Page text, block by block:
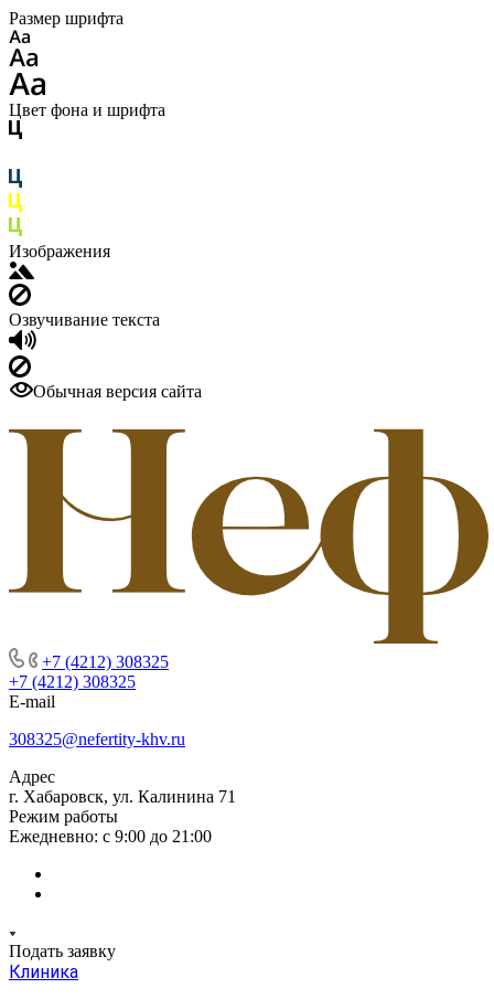
Размер шрифта
Цвет фона и шрифта
Изображения
Озвучивание текста
Обычная версия сайта
+7 (4212) 308325
+7 (4212) 308325
E-mail
308325@nefertity-khv.ru
Адрес
г. Хабаровск, ул. Калинина 71
Режим работы
Ежедневно: с 9:00 до 21:00
Подать заявку
Клиника